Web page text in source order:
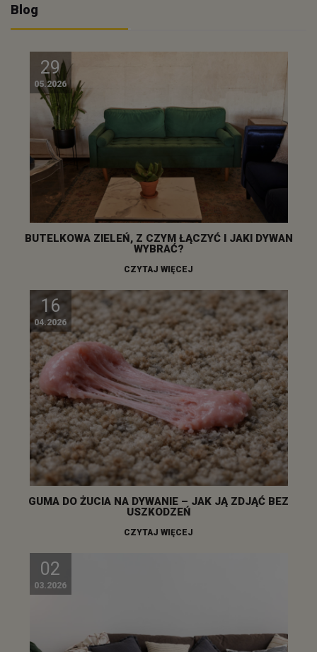
Blog
29
05.2026
BUTELKOWA ZIELEŃ, Z CZYM ŁĄCZYĆ I JAKI DYWAN
WYBRAĆ?
CZYTAJ WIĘCEJ
16
04.2026
GUMA DO ŻUCIA NA DYWANIE – JAK JĄ ZDJĄĆ BEZ
USZKODZEŃ
CZYTAJ WIĘCEJ
02
03.2026